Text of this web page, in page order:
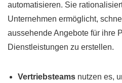
automatisieren. Sie
Unternehmen ermöglicht,
aussehende Angebote für ihre
Dienstleistungen zu erstellen.
Vertriebsteams nutzen es,